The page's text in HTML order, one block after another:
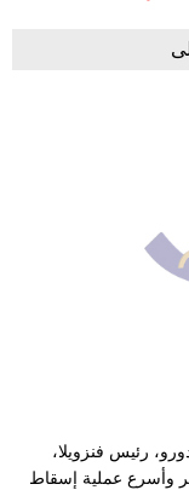
رئيس فنزويلا،
وأسرع عملية إسقاط